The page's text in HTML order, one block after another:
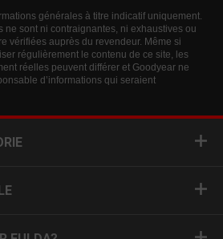
générales à titre indicatif uniquement.
ne sont ni contraignantes, ni exhaustives ou
vérifiées auprès du revendeur. Même si
régulièrement le contenu de ce site, les
réelles peuvent différer et Goodyear ne
d’informations qui seraient